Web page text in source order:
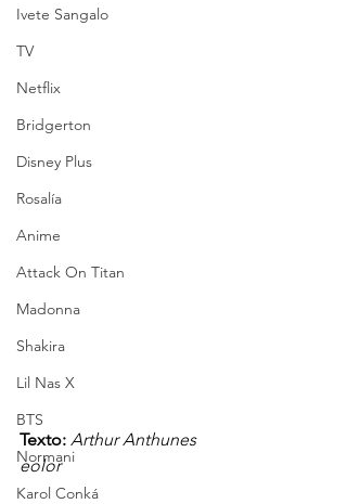
Ivete Sangalo
TV
Netflix
Bridgerton
Disney Plus
Rosalía
Anime
Attack On Titan
Madonna
Shakira
Lil Nas X
BTS
Normani
Karol Conká
Texto: Arthur Anthunes
eolor